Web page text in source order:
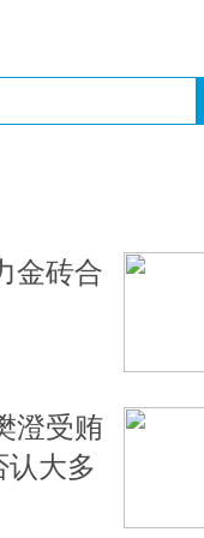
金砖合
澄受贿
大多